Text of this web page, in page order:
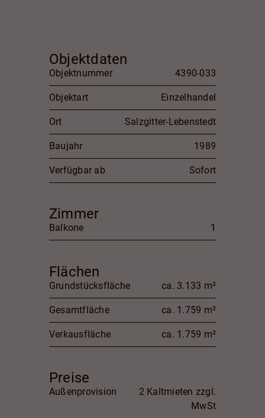
Objektdaten
Objektnummer 4390-033
Objektart Einzelhandel
Ort Salzgitter-Lebenstedt
Baujahr 1989
Verfügbar ab Sofort
Zimmer
Balkone 1
Flächen
Grundstücksfläche ca. 3.133 m²
Gesamtfläche ca. 1.759 m²
Verkausfläche ca. 1.759 m²
Preise
Außenprovision
2 Kaltmieten zzgl.
MwSt